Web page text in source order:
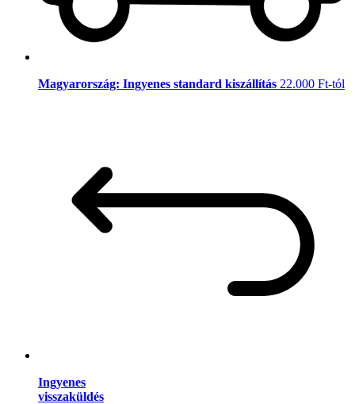
Magyarország: Ingyenes standard kiszállítás 22.000 Ft-tól
Ingyenes
visszaküldés